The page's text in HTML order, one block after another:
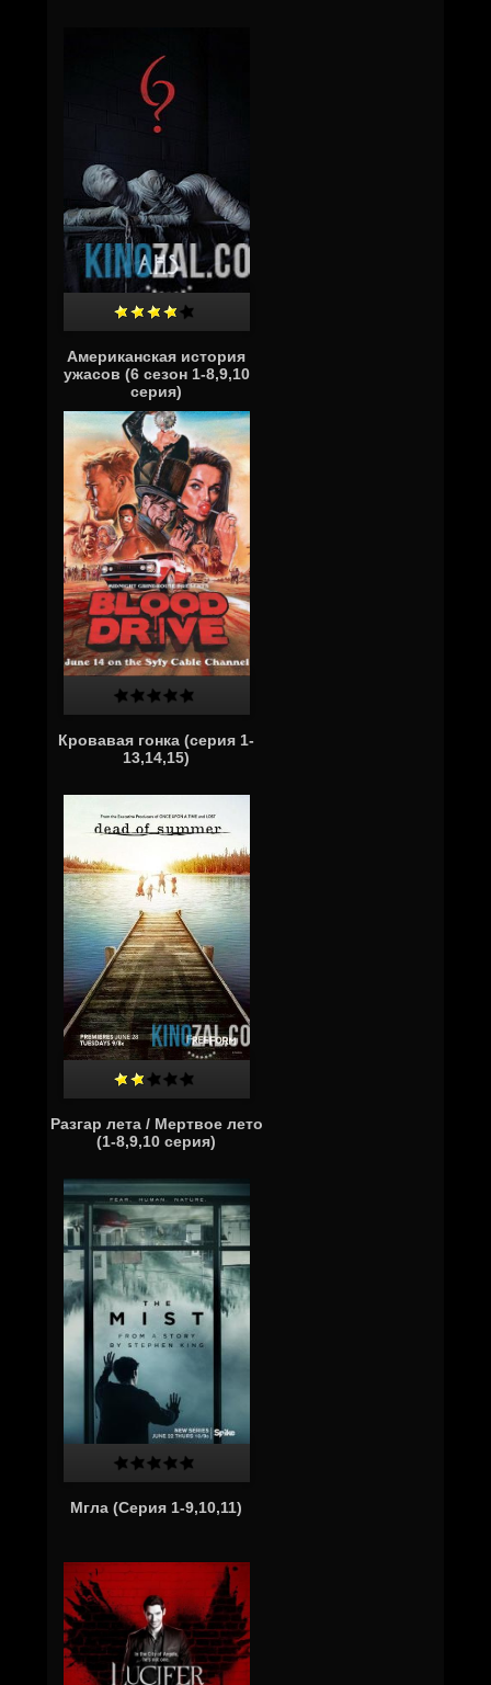
Американская история
ужасов (6 сезон 1-8,9,10
серия)
Кровавая гонка (серия 1-
13,14,15)
Разгар лета / Мертвое лето
(1-8,9,10 серия)
Мгла (Серия 1-9,10,11)